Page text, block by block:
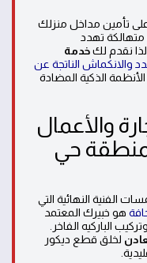
على تأمين مداخل منزلك
تهدد
لذا نقدم لكخدمة
والانكماش الناتجة عن
الذكية المضادة
والأعمال
حي
الفنية النهائية التي
هو خبيرك المعتمد
الباركيه الفاخر.
لخلق قطع ديكور